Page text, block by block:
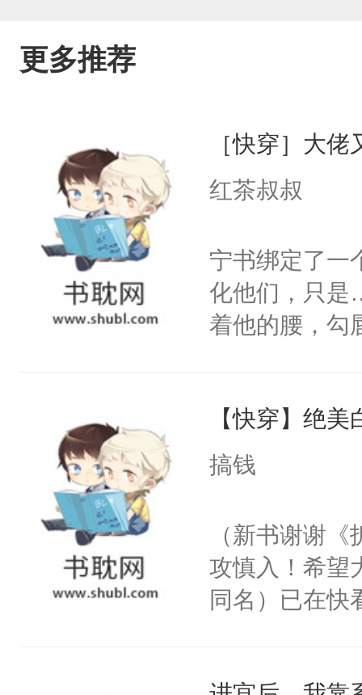
更多推荐
［快穿］大
红茶叔叔
宁书绑定了一
化他们，只是
着他的腰，勾
来，给老公
用力——为你
【快穿】绝
搞钱
（新书谢谢
攻慎入！希望
同名）已在快